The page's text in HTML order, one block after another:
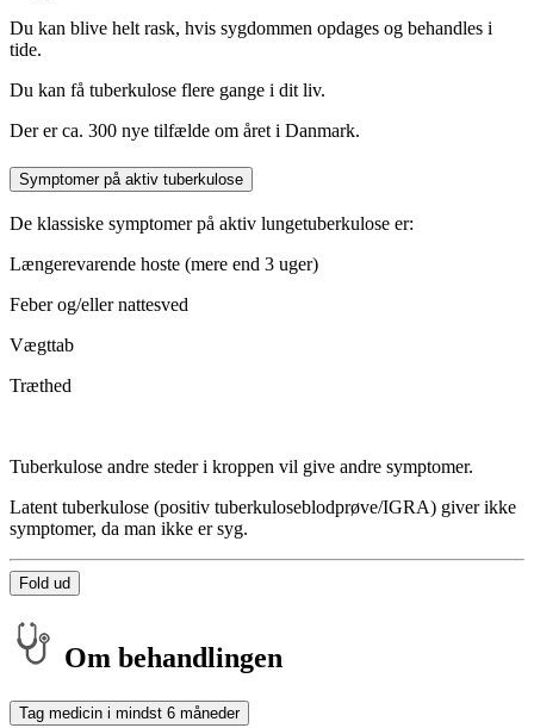
Du kan blive helt rask, hvis sygdommen opdages og behandles i
tide.
Du kan få tuberkulose flere gange i dit liv.
Der er ca. 300 nye tilfælde om året i Danmark.
Symptomer på aktiv tuberkulose
De klassiske symptomer på aktiv lungetuberkulose er:
Længerevarende hoste (mere end 3 uger)
Feber og/eller nattesved
Vægttab
Træthed
Tuberkulose andre steder i kroppen vil give andre symptomer.
Latent tuberkulose (positiv tuberkuloseblodprøve/IGRA) giver ikke
symptomer, da man ikke er syg.
Fold ud
Om behandlingen
Tag medicin i mindst 6 måneder